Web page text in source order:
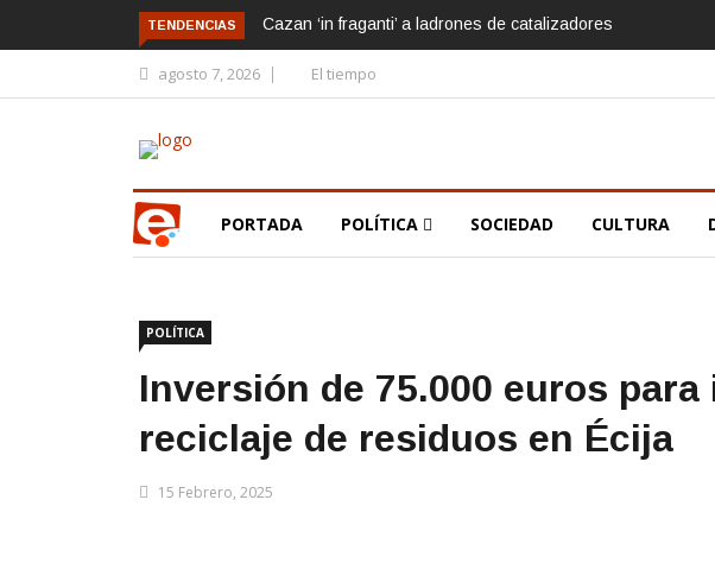
TENDENCIAS Cazan ‘in fraganti’ a ladrones de catalizadores
agosto 7, 2026 El tiempo
PORTADA POLÍTICA SOCIEDAD CULTURA
POLÍTICA
Inversión de 75.000 euros
reciclaje de residuos en Écija
15 Febrero, 2025